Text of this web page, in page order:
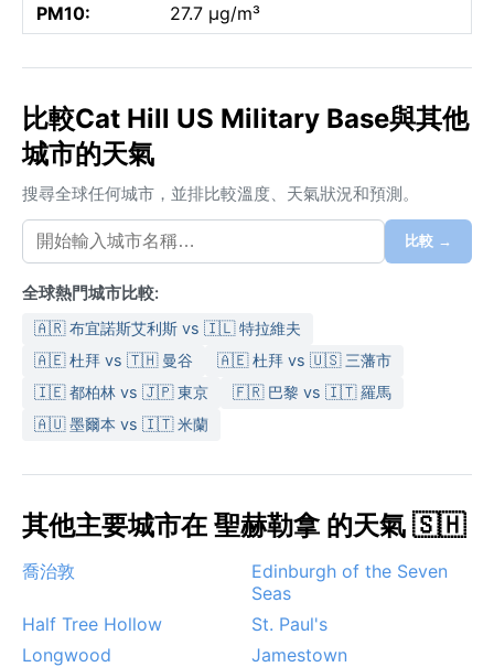
PM10:
27.7 µg/m³
比較Cat Hill US Military Base與其他
城市的天氣
搜尋全球任何城市，並排比較溫度、天氣狀況和預測。
比較 →
全球熱門城市比較:
🇦🇷 布宜諾斯艾利斯 vs 🇮🇱 特拉維夫
🇦🇪 杜拜 vs 🇹🇭 曼谷
🇦🇪 杜拜 vs 🇺🇸 三藩市
🇮🇪 都柏林 vs 🇯🇵 東京
🇫🇷 巴黎 vs 🇮🇹 羅馬
🇦🇺 墨爾本 vs 🇮🇹 米蘭
其他主要城市在 聖赫勒拿 的天氣 🇸🇭
喬治敦
Edinburgh of the Seven
Seas
Half Tree Hollow
St. Paul's
Longwood
Jamestown